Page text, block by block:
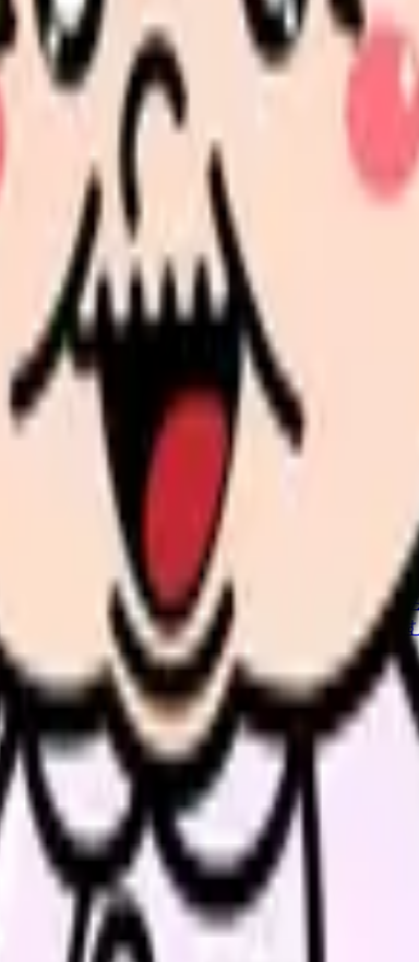
じ失敗を繰り返しにくくなります。
容に直せます
の不安を減らす求人票へ改善します。
・他の選択肢・相談先」を分けると判断しやすく
転職時期を自社で預かります。 職場の悩
設形態から、今の給料の現在地を確認できます。 進